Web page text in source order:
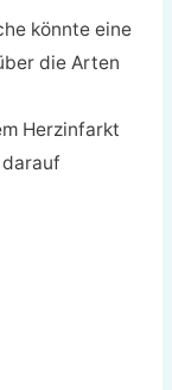
könnte eine
die Arten
Herzinfarkt
darauf